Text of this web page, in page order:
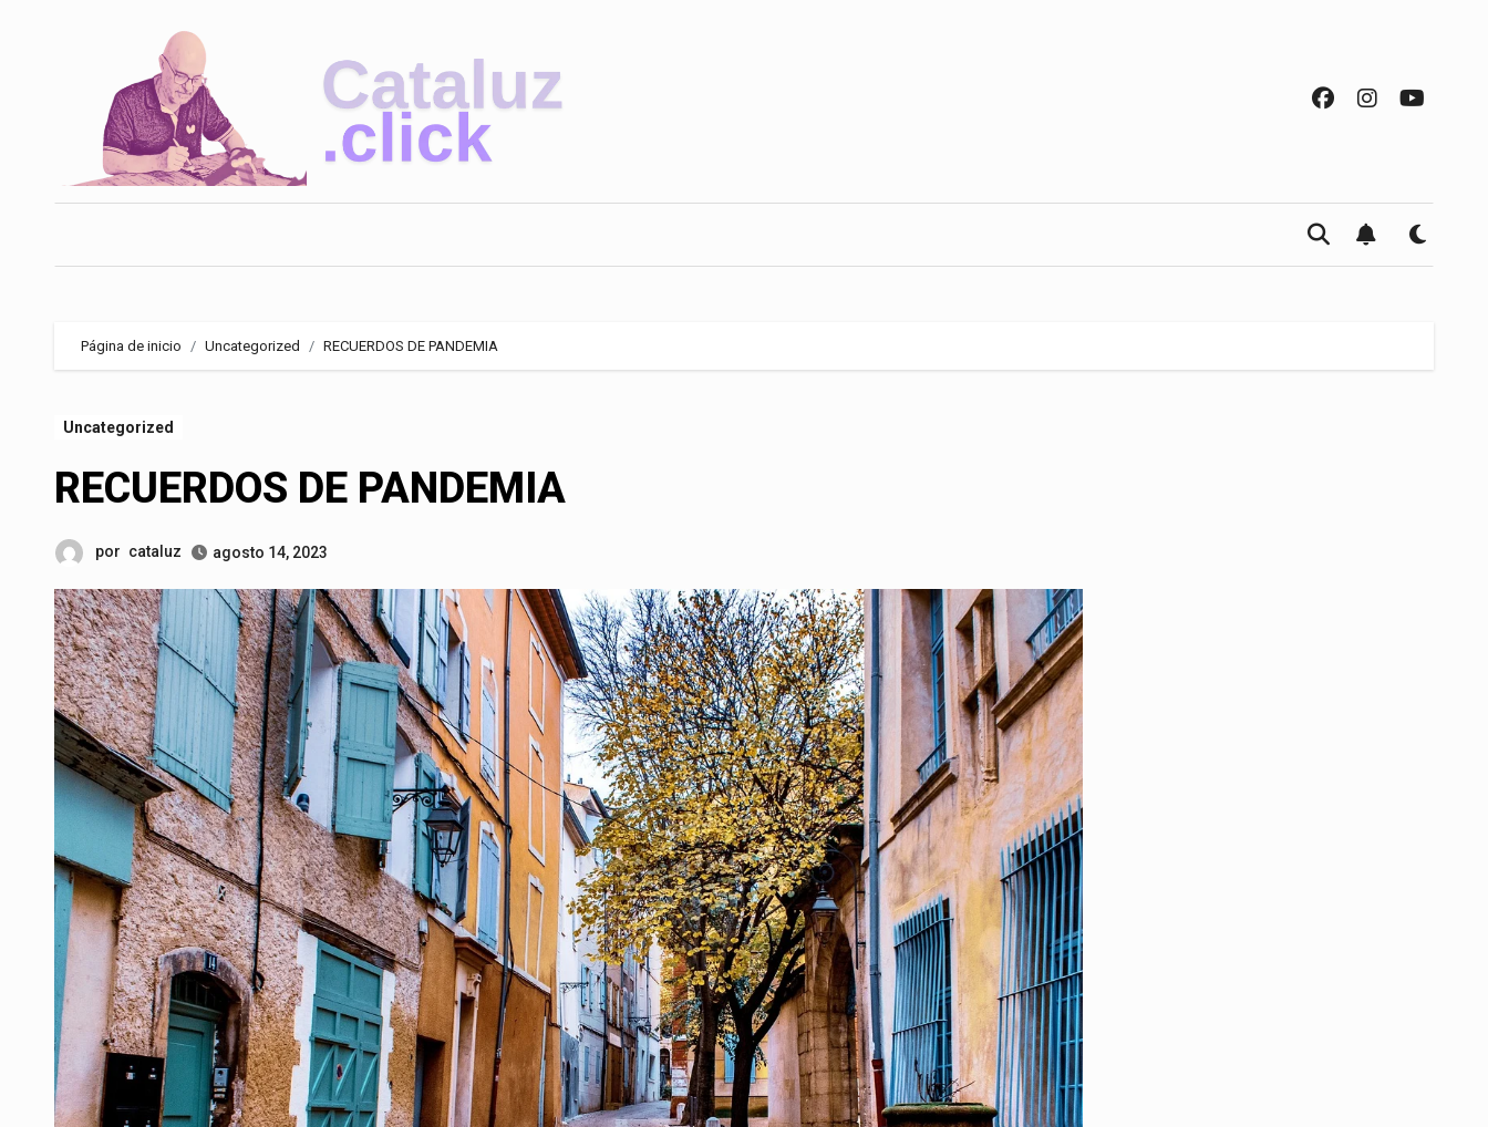
Página de inicio Uncategorized RECUERDOS DE PANDEMIA
Uncategorized
RECUERDOS DE PANDEMIA
por cataluz agosto 14, 2023